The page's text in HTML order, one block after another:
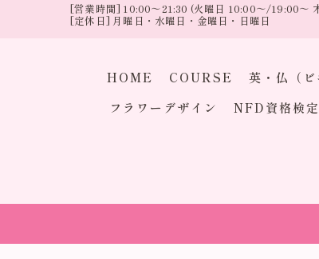
[営業時間] 10:00～21:30 (火曜日 10:00～/19:00～
[定休日] 月曜日・水曜日・金曜日・日曜日
HOME COURSE 英・仏（
フラワーデザイン
NFD資格検定